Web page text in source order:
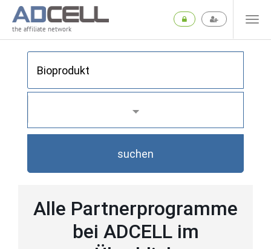
the affiliate network
suchen
Alle Partnerprogramme
bei ADCELL im